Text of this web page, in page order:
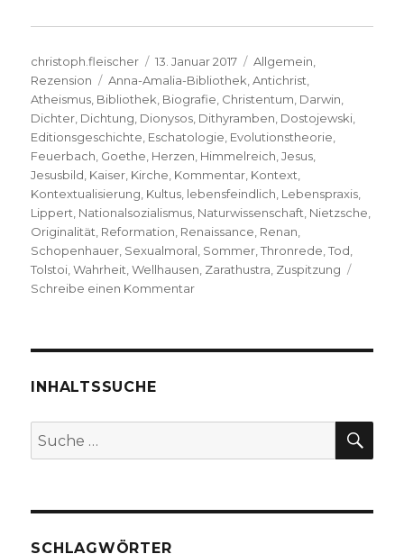
Autor
christoph.fleischer
Veröffentlicht
am
13. Januar 2017 Kategorien
Allgemein
Rezension
Schlagwörter
Anna-Amalia-Bibliothek ,Antichrist
Atheismus Bibliothek Biografie Christentum Darwin
Dichter Dichtung Dionysos Dithyramben Dostojewski
Editionsgeschichte Eschatologie Evolutionstheorie
Feuerbach Goethe Herzen Himmelreich ,Jesus
Jesusbild Kaiser Kirche Kommentar Kontext
Kontextualisierung Kultus lebensfeindlich Lebenspraxis
Lippert Nationalsozialismus Naturwissenschaft Nietzsche
Originalität Reformation Renaissance Renan
Schopenhauer Sexualmoral Sommer ,Thronrede ,Tod
Tolstoi ,Wahrheit ,Wellhausen Zarathustra Zuspitzung
Schreibe einen Kommentarzu
hier:
Antichrist“
Christoph
INHALTSSUCHE
Suche
nach:
SCHLAGWÖRTER